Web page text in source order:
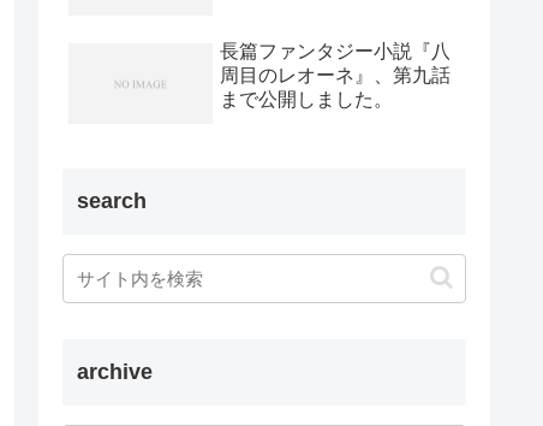
長篇ファンタジー小説『八
周目のレオーネ』、第九話
まで公開しました。
search
archive